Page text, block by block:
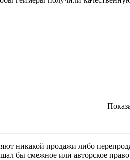
никакой продажи либо
бы смежное или авторское